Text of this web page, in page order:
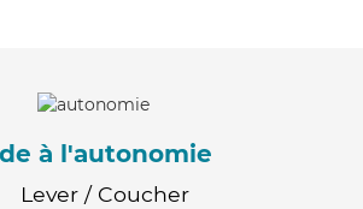
à l'autonomie
Lever / Coucher